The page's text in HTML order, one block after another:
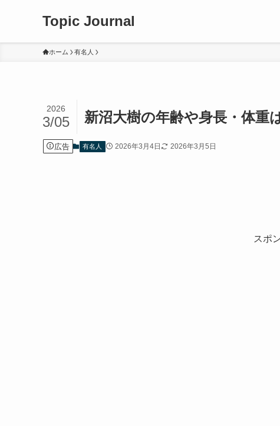
Topic Journal
ホーム 有名人
新沼大樹の年齢や身長・体重
2026
3/05
広告 有名人 2026年3月4日 2026年3月5日
スポ